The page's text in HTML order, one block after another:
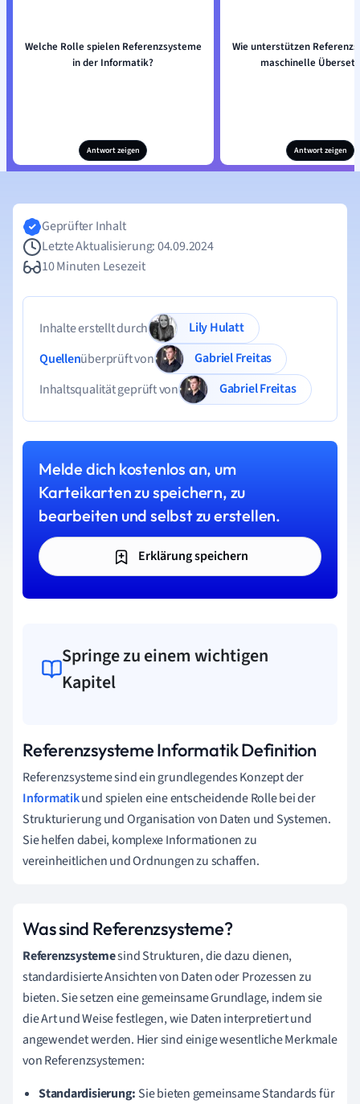
Welche Rolle spielen Referenzsysteme
in der Informatik?
Antwort zeigen
Wie unterstützen
maschinelle
Antwort zeigen
Geprüfter Inhalt
Letzte Aktualisierung: 04.09.2024
10 Minuten Lesezeit
Inhalte erstellt durch
Lily Hulatt
Quellenüberprüft von
Gabriel Freitas
Inhaltsqualität geprüft von
Gabriel Freitas
Melde dich kostenlos an, um
Karteikarten zu speichern, zu
bearbeiten und selbst zu erstellen.
Erklärung speichern
Springe zu einem wichtigen
Kapitel
Referenzsysteme Informatik Definition
Referenzsysteme sind ein grundlegendes Konzept der
Informatikund spielen eine entscheidende Rolle bei der
Strukturierung und Organisation von Daten und Systemen.
Sie helfen dabei, komplexe Informationen zu
vereinheitlichen und Ordnungen zu schaffen.
Was sind Referenzsysteme?
Referenzsystemesind Strukturen, die dazu dienen,
standardisierte Ansichten von Daten oder Prozessen zu
bieten. Sie setzen eine gemeinsame Grundlage, indem sie
die Art und Weise festlegen, wie Daten interpretiert und
angewendet werden. Hier sind einige wesentliche Merkmale
von Referenzsystemen:
Standardisierung: Sie bieten gemeinsame Standards für